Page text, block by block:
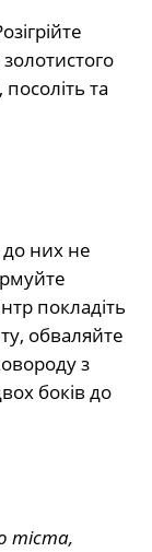
та
до них не
покладіть
обваляйте
з
боків до
тіста,